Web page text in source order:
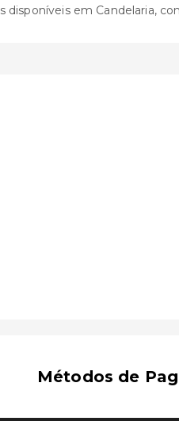
disponíveis em Candelaria,
Métodos de